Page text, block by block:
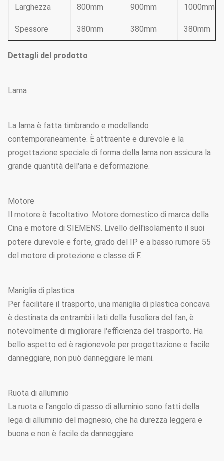
Larghezza 800mm 900mm 1000mm
Spessore 380mm 380mm 380mm
Dettagli del prodotto
Lama
La lama è fatta timbrando e modellando
contemporaneamente. È attraente e durevole e la
progettazione speciale di forma della lama non assicura la
grande quantità dell'aria e deformazione.
Motore
Il motore è facoltativo: Motore domestico di marca della
Cina e motore di SIEMENS. Livello dell'isolamento il suoi
potere durevole e forte, grado del IP e a basso rumore 55
del motore di protezione e classe di F.
Maniglia di plastica
Per facilitare il trasporto, una maniglia di plastica concava
è destinata da entrambi i lati della fusoliera del fan, è
notevolmente di migliorare l'efficienza del trasporto. Ha
bello aspetto ed è ragionevole per progettazione e facile
danneggiare, non può danneggiare le mani.
Ruota di alluminio
La ruota e l'angolo di passo di alluminio sono fatti della
lega di alluminio del magnesio, che ha durezza leggera e
buona e non è facile da danneggiare.